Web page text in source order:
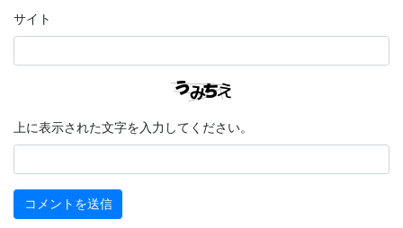
サイト
上に表示された文字を入力してください。